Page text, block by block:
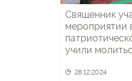
Священник
мероприятии
учили
28.12.2024